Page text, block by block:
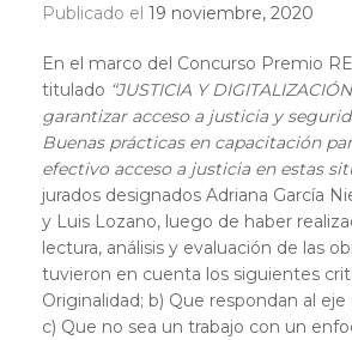
Publicado el 19 noviembre, 2020
En el marco del Concurso Premio
titulado “JUSTICIA Y
garantizar acceso a justicia y
Buenas prácticas en capacitación
efectivo acceso a justicia en estas
jurados designados Adriana García
y Luis Lozano, luego de haber
lectura, análisis y evaluación de las
tuvieron en cuenta los siguientes
Originalidad; b) Que respondan al
c) Que no sea un trabajo con un